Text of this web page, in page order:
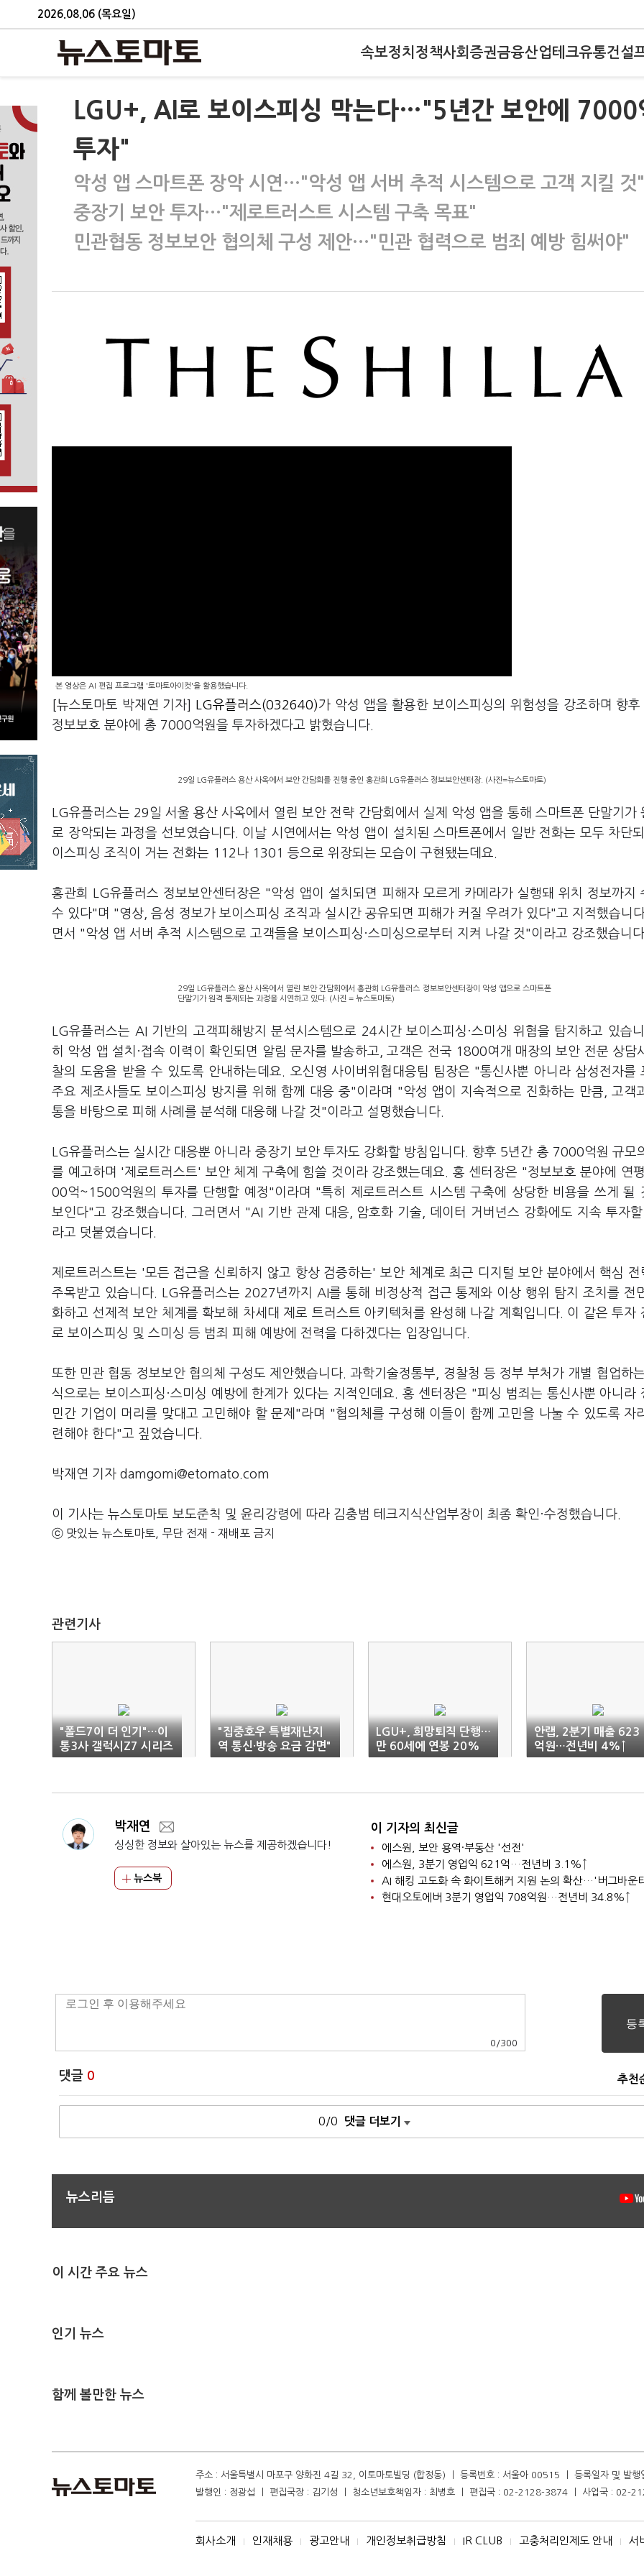
2026.08.06 (목요일)
속보정치 정책사회 증권금융산업테크유통건설
LGU+, AI로 보이스피싱 막는다…"5년간 보안에 7000
투자"
악성 앱 스마트폰 장악 시연…"악성 앱 서버 추적 시스템으로 고객 지킬 것"
중장기 보안 투자…"제로트러스트 시스템 구축 목표"
민관협동 정보보안 협의체 구성 제안…"민관 협력으로 범죄 예방 힘써야"
본 영상은 AI 편집 프로그램 '토마토아이컷'을 활용했습니다.
[뉴스토마토 박재연 기자] LG유플러스(032640)가 악성 앱을 활용한 보이스피싱의 위험성을 강조하며 향
정보보호 분야에 총 7000억원을 투자하겠다고 밝혔습니다.
29일 LG유플러스 용산 사옥에서 보안 간담회를 진행 중인 홍관희 LG유플러스 정보보안센터장. (사진=뉴스토마토)
LG유플러스는 29일 서울 용산 사옥에서 열린 보안 전략 간담회에서 실제 악성 앱을 통해 스마트폰 단말기가
로 장악되는 과정을 선보였습니다. 이날 시연에서는 악성 앱이 설치된 스마트폰에서 일반 전화는 모두 차단
이스피싱 조직이 거는 전화는 112나 1301 등으로 위장되는 모습이 구현됐는데요.
홍관희 LG유플러스 정보보안센터장은 "악성 앱이 설치되면 피해자 모르게 카메라가 실행돼 위치 정보까지
수 있다"며 "영상, 음성 정보가 보이스피싱 조직과 실시간 공유되면 피해가 커질 우려가 있다"고 지적했습니
면서 "악성 앱 서버 추적 시스템으로 고객들을 보이스피싱·스미싱으로부터 지켜 나갈 것"이라고 강조했습니
29일 LG유플러스 용산 사옥에서 열린 보안 간담회에서 홍관희 LG유플러스 정보보안센터장이 악성 앱으로 스마트폰
단말기가 원격 통제되는 과정을 시연하고 있다. (사진 = 뉴스토마토)
LG유플러스는 AI 기반의 고객피해방지 분석시스템으로 24시간 보이스피싱·스미싱 위협을 탐지하고 있습
히 악성 앱 설치·접속 이력이 확인되면 알림 문자를 발송하고, 고객은 전국 1800여개 매장의 보안 전문 상담
찰의 도움을 받을 수 있도록 안내하는데요. 오신영 사이버위협대응팀 팀장은 "통신사뿐 아니라 삼성전자를
주요 제조사들도 보이스피싱 방지를 위해 함께 대응 중"이라며 "악성 앱이 지속적으로 진화하는 만큼, 고객
통을 바탕으로 피해 사례를 분석해 대응해 나갈 것"이라고 설명했습니다.
LG유플러스는 실시간 대응뿐 아니라 중장기 보안 투자도 강화할 방침입니다. 향후 5년간 총 7000억원 규모
를 예고하며 '제로트러스트' 보안 체계 구축에 힘쓸 것이라 강조했는데요. 홍 센터장은 "정보보호 분야에 연
00억~1500억원의 투자를 단행할 예정"이라며 "특히 제로트러스트 시스템 구축에 상당한 비용을 쓰게 될
보인다"고 강조했습니다. 그러면서 "AI 기반 관제 대응, 암호화 기술, 데이터 거버넌스 강화에도 지속 투자
라고 덧붙였습니다.
제로트러스트는 '모든 접근을 신뢰하지 않고 항상 검증하는' 보안 체계로 최근 디지털 보안 분야에서 핵심 전
주목받고 있습니다. LG유플러스는 2027년까지 AI를 통해 비정상적 접근 통제와 이상 행위 탐지 조치를 전
화하고 선제적 보안 체계를 확보해 차세대 제로 트러스트 아키텍처를 완성해 나갈 계획입니다. 이 같은 투자
로 보이스피싱 및 스미싱 등 범죄 피해 예방에 전력을 다하겠다는 입장입니다.
또한 민관 협동 정보보안 협의체 구성도 제안했습니다. 과학기술정통부, 경찰청 등 정부 부처가 개별 협업하
식으로는 보이스피싱·스미싱 예방에 한계가 있다는 지적인데요. 홍 센터장은 "피싱 범죄는 통신사뿐 아니라
민간 기업이 머리를 맞대고 고민해야 할 문제"라며 "협의체를 구성해 이들이 함께 고민을 나눌 수 있도록 자
련해야 한다"고 짚었습니다.
박재연 기자 damgomi@etomato.com
이 기사는 뉴스토마토 보도준칙 및 윤리강령에 따라 김충범 테크지식산업부장이 최종 확인·수정했습니다.
ⓒ 맛있는 뉴스토마토, 무단 전재 - 재배포 금지
관련기사
"폴드7이 더 인기"…이
통3사 갤럭시Z7 시리즈
사전 개통
"집중호우 특별재난지
역 통신·방송 요금 감면"
LGU+, 희망퇴직 단행…
만 60세에 연봉 20%
위로금 지원
안랩, 2분기 매출 623
억원…전년비 4%↑
박재연
싱싱한 정보와 살아있는 뉴스를 제공하겠습니다!
뉴스북
이 기자의 최신글
에스원, 보안 용역·부동산 '선전'
에스원, 3분기 영업익 621억…전년비 3.1%↑
현대오토에버 3분기 영업익 708억원…전년비 34.8%↑
0 /300
댓글 0 추천
0/0 댓글 더보기
뉴스리듬
이 시간 주요 뉴스
인기 뉴스
함께 볼만한 뉴스
주소 : 서울특별시 마포구 양화진 4길 32, 이토마토빌딩 (합정동) ㅣ 등록번호 : 서울아 00515 ㅣ 등록일자 및 발
발행인 : 정광섭 ㅣ 편집국장 : 김기성 ㅣ 청소년보호책임자 : 최병호 ㅣ 편집국 : 02-2128-3874 ㅣ 사업국 : 02-
회사소개 I 인재채용 I 광고안내 I 개인정보취급방침 I IR CLUB I 고충처리인제도 안내 I 서